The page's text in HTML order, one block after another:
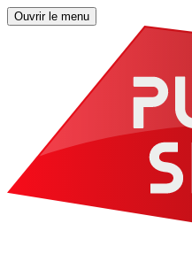
Ouvrir le menu